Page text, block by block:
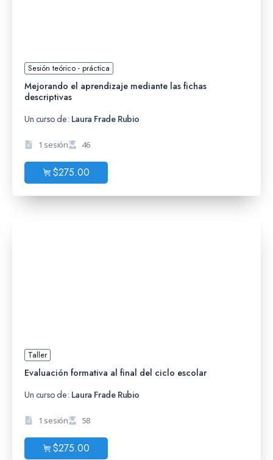
Sesión teórico - práctica
Mejorando el aprendizaje mediante las fichas
descriptivas
Un curso de: Laura Frade Rubio
1 sesión 46
$275.00
Taller
Evaluación formativa al final del ciclo escolar
Un curso de: Laura Frade Rubio
1 sesión 58
$275.00